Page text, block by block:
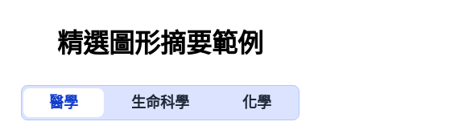
精選圖形摘要範例
醫學 生命科學 化學